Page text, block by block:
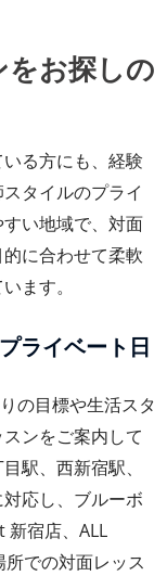
をお探しの
る方にも、経験
タイルのプライ
い地域で、対面
に合わせて柔軟
ます。
ライベート日
の目標や生活スタ
ンをご案内して
駅、西新宿駅、
応し、ブルーボ
新宿店、ALL
所での対面レッス